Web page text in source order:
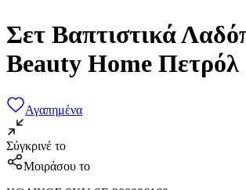
Σετ Βαπτιστικά
Beauty Home Πετρόλ
Αγαπημένα
Σύγκρινέ το
Μοιράσου το